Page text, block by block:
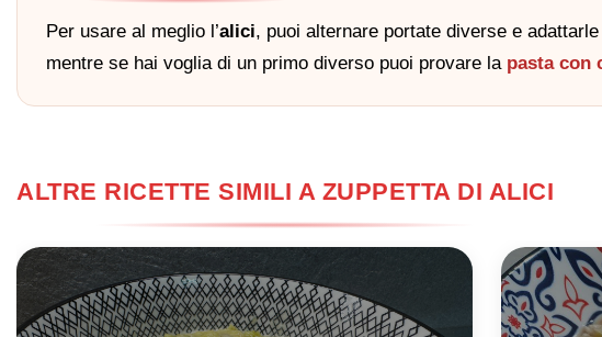
Per usare al meglio l’alici, puoi alternare portate diverse e
mentre se hai voglia di un primo diverso puoi provare la pasta con
ALTRE RICETTE SIMILI A ZUPPETTA DI ALICI